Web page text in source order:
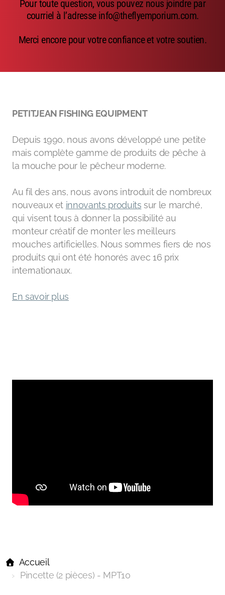
Pour toute question, vous pouvez nous joindre par
courriel à l’adresse info@theflyemporium.com.
Merci encore pour votre confiance et votre soutien.
PETITJEAN FISHING EQUIPMENT
Depuis 1990, nous avons développé une petite
mais complète gamme de produits de pêche à
la mouche pour le pêcheur moderne.
Au fil des ans, nous avons introduit de nombreux
nouveaux et innovants produits sur le marché,
qui visent tous à donner la possibilité au
monteur créatif de monter les meilleurs
mouches artificielles. Nous sommes fiers de nos
produits qui ont été honorés avec 16 prix
internationaux.
En savoir plus
Accueil
Pincette (2 pièces) - MPT10
Emerger
Accessoires de pêche